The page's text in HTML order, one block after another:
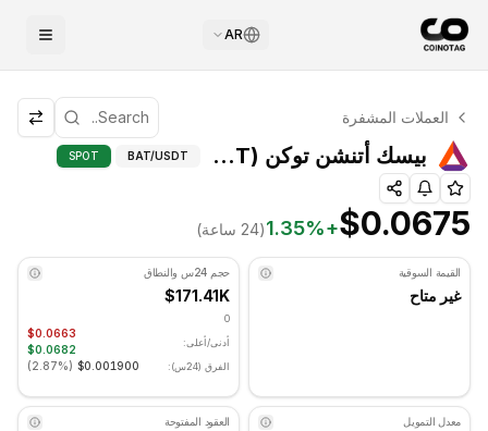
AR
التحليل الفني لـ بيسك أتنشن توكن
بيسك أتنشن توكن يتم تداوله حاليًا عند $0.0675. مؤشر RSI عند 33.65 في المنطقة المحايدة. الاتجاه اليومي هبوطي. مستوى الدعم الرئيسي: $0.066267, مستوى المقاومة: $0.067967.
العملات المشفرة
بيسك أتنشن توكن (BAT) المؤشرات الفنية BAT/USDT
SPOT
$0.0675
+
1.35% (24 ساعة)
القيمة السوقية
غير متاح
حجم 24س والنطاق
$171.41K
0
أدنى/أعلى:
$0.0663
$0.0682
الفرق (24س): $0.001900
(
2.87%
)
معدل التمويل العقود المفتوحة